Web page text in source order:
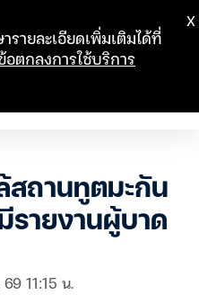
สถานทูตมะกัน
รายงานผู้บาด
11:15 น.
ายละเอียดเพิ่มเติมได้ที่
อตกลงการใช้บริการ
X